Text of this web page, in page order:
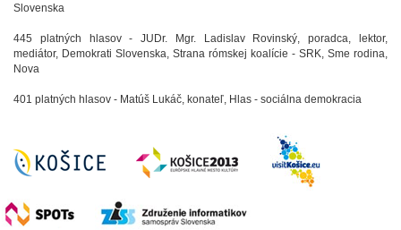
Slovenska
445 platných hlasov - JUDr. Mgr. Ladislav Rovinský, poradca, lektor,
mediátor, Demokrati Slovenska, Strana rómskej koalície - SRK, Sme rodina,
Nova
401 platných hlasov - Matúš Lukáč, konateľ, Hlas - sociálna demokracia